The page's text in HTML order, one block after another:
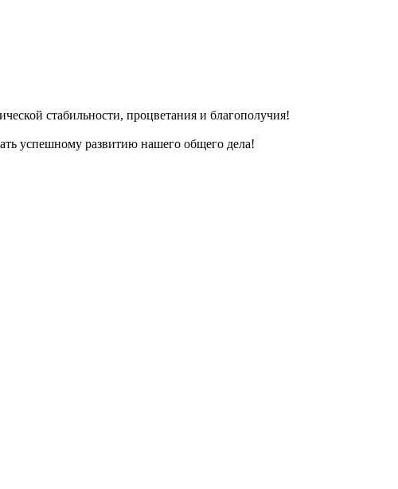
стабильности, процветания и благополучия!
успешному развитию нашего общего дела!